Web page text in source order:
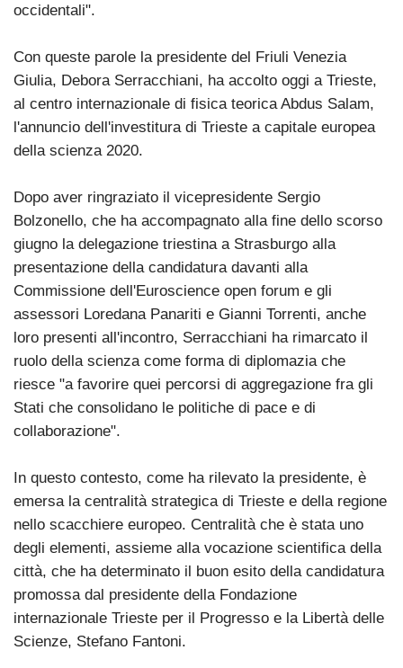
occidentali".
Con queste parole la presidente del Friuli Venezia
Giulia, Debora Serracchiani, ha accolto oggi a Trieste,
al centro internazionale di fisica teorica Abdus Salam,
l'annuncio dell'investitura di Trieste a capitale europea
della scienza 2020.
Dopo aver ringraziato il vicepresidente Sergio
Bolzonello, che ha accompagnato alla fine dello scorso
giugno la delegazione triestina a Strasburgo alla
presentazione della candidatura davanti alla
Commissione dell'Euroscience open forum e gli
assessori Loredana Panariti e Gianni Torrenti, anche
loro presenti all'incontro, Serracchiani ha rimarcato il
ruolo della scienza come forma di diplomazia che
riesce "a favorire quei percorsi di aggregazione fra gli
Stati che consolidano le politiche di pace e di
collaborazione".
In questo contesto, come ha rilevato la presidente, è
emersa la centralità strategica di Trieste e della regione
nello scacchiere europeo. Centralità che è stata uno
degli elementi, assieme alla vocazione scientifica della
città, che ha determinato il buon esito della candidatura
promossa dal presidente della Fondazione
internazionale Trieste per il Progresso e la Libertà delle
Scienze, Stefano Fantoni.